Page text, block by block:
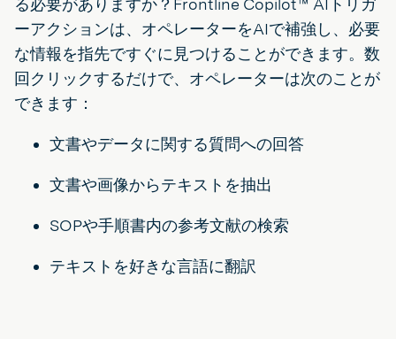
る必要がありますか？Frontline Copilot™ AIトリガ
ーアクションは、オペレーターをAIで補強し、必要
な情報を指先ですぐに見つけることができます。数
回クリックするだけで、オペレーターは次のことが
できます：
文書やデータに関する質問への回答
文書や画像からテキストを抽出
SOPや手順書内の参考文献の検索
テキストを好きな言語に翻訳